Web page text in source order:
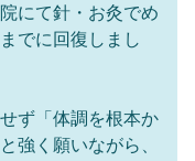
にて針・お灸でめ
でに回復しまし
ず「体調を根本か
強く願いながら、